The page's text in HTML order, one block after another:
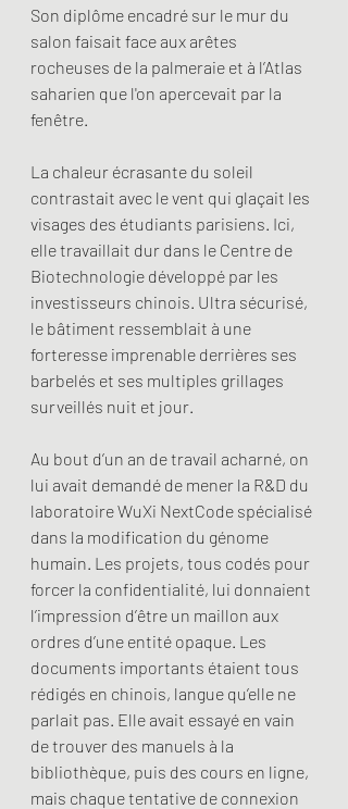
Son diplôme encadré sur le mur du
salon faisait face aux arêtes
rocheuses de la palmeraie et à l’Atlas
saharien que l'on apercevait par la
fenêtre.
La chaleur écrasante du soleil
contrastait avec le vent qui glaçait les
visages des étudiants parisiens. Ici,
elle travaillait dur dans le Centre de
Biotechnologie développé par les
investisseurs chinois. Ultra sécurisé,
le bâtiment ressemblait à une
forteresse imprenable derrières ses
barbelés et ses multiples grillages
surveillés nuit et jour.
Au bout d’un an de travail acharné, on
lui avait demandé de mener la R&D du
laboratoire WuXi NextCode spécialisé
dans la modification du génome
humain. Les projets, tous codés pour
forcer la confidentialité, lui donnaient
l’impression d’être un maillon aux
ordres d’une entité opaque. Les
documents importants étaient tous
rédigés en chinois, langue qu’elle ne
parlait pas. Elle avait essayé en vain
de trouver des manuels à la
bibliothèque, puis des cours en ligne,
mais chaque tentative de connexion